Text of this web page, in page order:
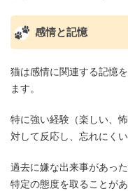
感情と記憶
猫は感情に関連する記憶
ます。
特に強い経験（楽しい、
対して反応し、忘れにく
過去に嫌な出来事があっ
特定の態度を取ることが